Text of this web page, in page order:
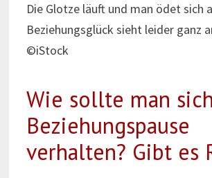
Die Glotze läuft und man ödet sich
Beziehungsglück sieht leider ganz
©iStock
Wie sollte man
Beziehungspause
verhalten? Gibt es